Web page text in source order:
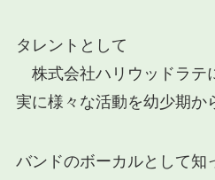
タレントとして
株式会社ハリウッドラテ
実に様々な活動を幼少期か
バンドのボーカルとして知